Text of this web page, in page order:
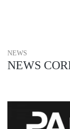
NEWS
NEWS